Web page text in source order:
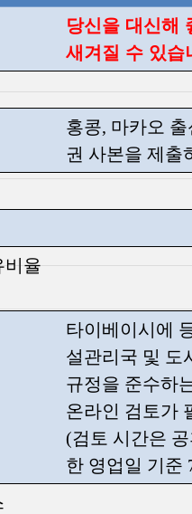
당신을 대신해
새겨질 수 있습
홍콩, 마카오 출
권 사본을 제출
비율
타이베이시에
설관리국 및 도
규정을 준수하
온라인 검토가
(검토 시간은
한 영업일 기준